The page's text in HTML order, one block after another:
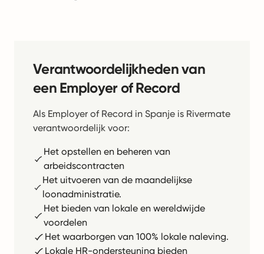
Verantwoordelijkheden van
een Employer of Record
Als Employer of Record in Spanje is Rivermate
verantwoordelijk voor:
Het opstellen en beheren van
arbeidscontracten
Het uitvoeren van de maandelijkse
loonadministratie.
Het bieden van lokale en wereldwijde
voordelen
Het waarborgen van 100% lokale naleving.
Lokale HR-ondersteuning bieden